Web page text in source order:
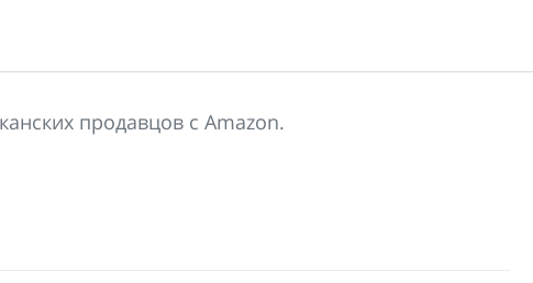
продавцов c Amazon.